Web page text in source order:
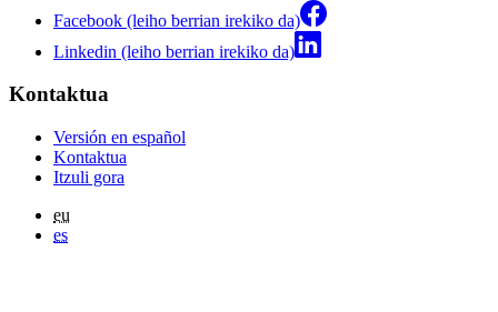
Facebook (leiho berrian irekiko da)
Linkedin (leiho berrian irekiko da)
Kontaktua
Versión en español
Kontaktua
Itzuli gora
eu
es